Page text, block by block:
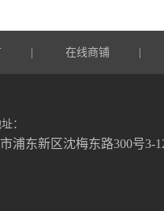
在线商铺
：
市浦东新区沈梅东路300号3-